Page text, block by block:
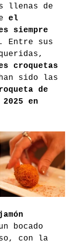
llenas de
el
siempre
. Entre sus
croquetas
sido las
de
en
bocado
con la